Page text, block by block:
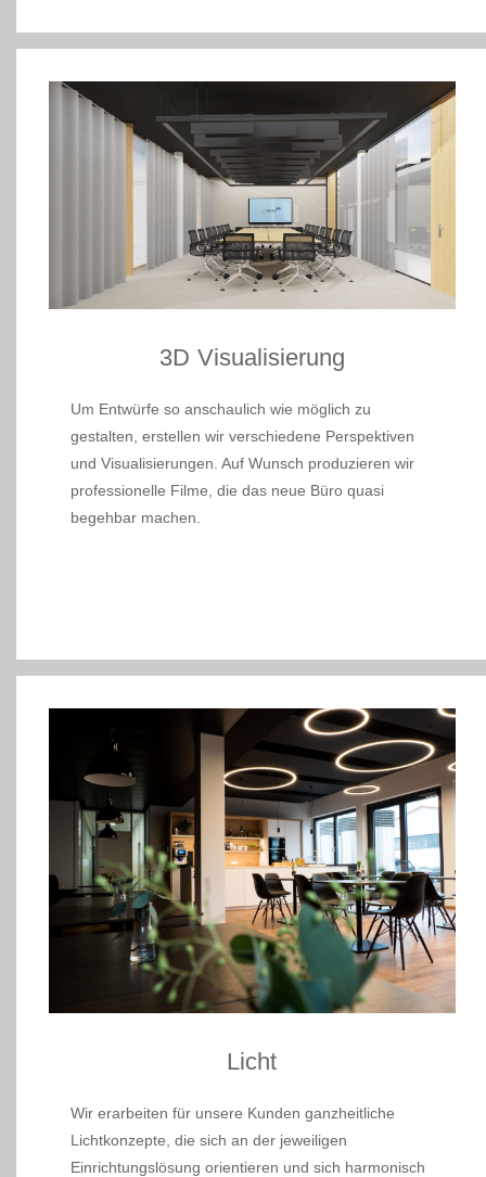
3D Visualisierung
Um Entwürfe so anschaulich wie möglich zu
gestalten, erstellen wir verschiedene Perspektiven
und Visualisierungen. Auf Wunsch produzieren wir
professionelle Filme, die das neue Büro quasi
begehbar machen.
Licht
Wir erarbeiten für unsere Kunden ganzheitliche
Lichtkonzepte, die sich an der jeweiligen
Einrichtungslösung orientieren und sich harmonisch